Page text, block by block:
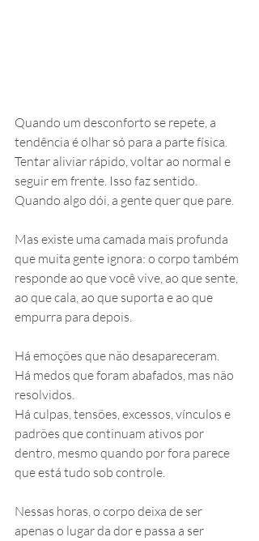
Quando um desconforto se repete, a
tendência é olhar só para a parte física.
Tentar aliviar rápido, voltar ao normal e
seguir em frente. Isso faz sentido.
Quando algo dói, a gente quer que pare.
Mas existe uma camada mais profunda
que muita gente ignora: o corpo também
responde ao que você vive, ao que sente,
ao que cala, ao que suporta e ao que
empurra para depois.
Há emoções que não desapareceram.
Há medos que foram abafados, mas não
resolvidos.
Há culpas, tensões, excessos, vínculos e
padrões que continuam ativos por
dentro, mesmo quando por fora parece
que está tudo sob controle.
Nessas horas, o corpo deixa de ser
apenas o lugar da dor e passa a ser